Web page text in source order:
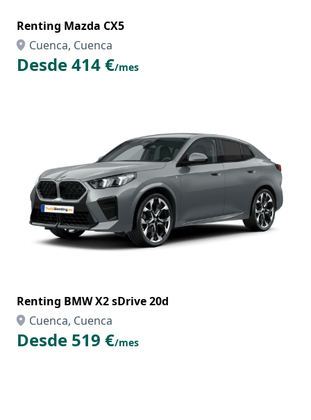
Renting Mazda CX5
Cuenca, Cuenca
Desde 414 €/mes
Renting BMW X2 sDrive 20d
Cuenca, Cuenca
Desde 519 €/mes